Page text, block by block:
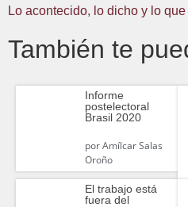
Lo acontecido, lo dicho y lo
También te
Informe
postelectoral
Brasil 2020
porAmílcar Salas
Oroño
El trabajo está
fuera del